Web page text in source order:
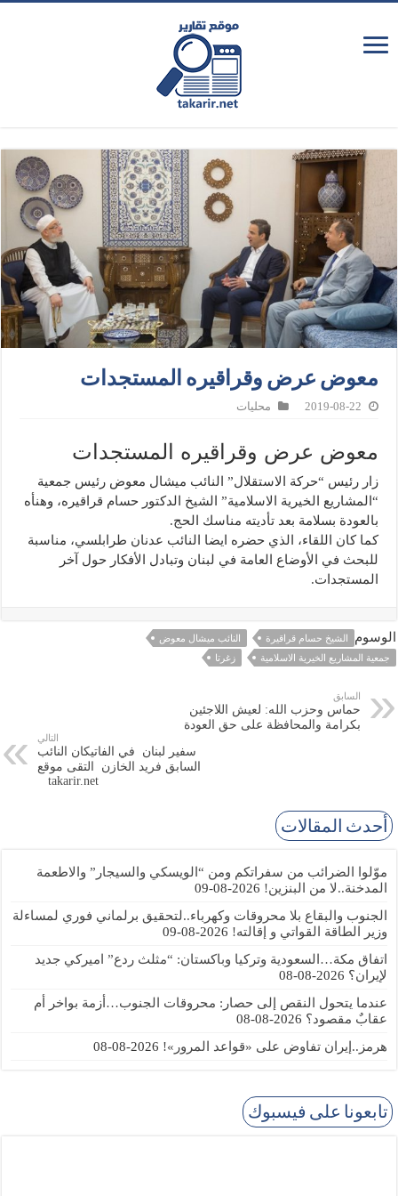
معوض عرض وقراقيره المستجدات
2019-08-22 محليات
معوض عرض وقراقيره المستجدات
زار رئيس “حركة الاستقلال” النائب ميشال معوض رئيس جمعية
“المشاريع الخيرية الاسلامية” الشيخ الدكتور حسام قراقيره، وهنأه
بالعودة بسلامة بعد تأديته مناسك الحج.
كما كان اللقاء، الذي حضره ايضا النائب عدنان طرابلسي، مناسبة
للبحث في الأوضاع العامة في لبنان وتبادل الأفكار حول آخر
المستجدات.
الوسوم الشيخ حسام قراقيرة
النائب ميشال معوض
جمعية المشاريع الخيرية الاسلامية
زغرتا
السابق
حماس وحزب الله: لعيش اللاجئين
بكرامة والمحافظة على حق العودة
التالي
سفير لبنان في الفاتيكان النائب
السابق فريد الخازن التقى موقع
takarir.net
أحدث المقالات
موّلوا الضرائب من سفراتكم ومن “الويسكي والسيجار” والاطعمة
المدخنة..لا من البنزين! 2026-08-09
الجنوب والبقاع بلا محروقات وكهرباء..لتحقيق برلماني فوري لمساءلة
وزير الطاقة القواتي و إقالته! 2026-08-09
اتفاق مكة…السعودية وتركيا وباكستان: “مثلث ردع” اميركي جديد
لإيران؟ 2026-08-08
عندما يتحول النقص إلى حصار: محروقات الجنوب…أزمة بواخر أم
عقابٌ مقصود؟ 2026-08-08
هرمز..إيران تفاوض على «قواعد المرور»! 2026-08-08
تابعونا على فيسبوك